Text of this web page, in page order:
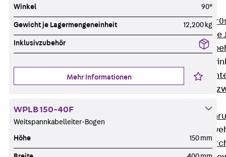
Gerüstschuhe
Zurück
Gerüstschuhe
Zurück
Zurück
Winkel 90°
Gewicht je Lagermengeneinheit 12,200 kg
Inklusivzubehör
Mehr Informationen
WPLB 150-40F
Weitspannkabelleiter-Bogen
Höhe 150 mm